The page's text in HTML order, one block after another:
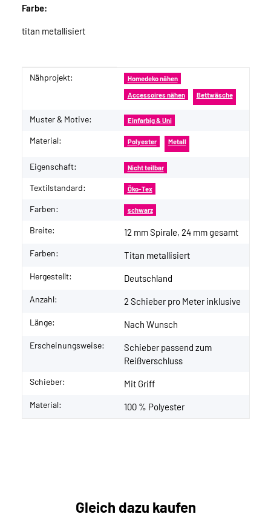
Farbe:
titan metallisiert
Produkteigenschaft
Wert
Nähprojekt: Homedeko nähen
Accessoires nähen Bettwäsche
Muster & Motive: Einfarbig & Uni
Material: Polyester Metall
Eigenschaft: Nicht teilbar
Textilstandard: Öko-Tex
Farben: schwarz
Breite: 12 mm Spirale, 24 mm gesamt
Farben: Titan metallisiert
Hergestellt: Deutschland
Anzahl: 2 Schieber pro Meter inklusive
Länge: Nach Wunsch
Erscheinungsweise:
Schieber passend zum
Reißverschluss
Schieber: Mit Griff
Material: 100 % Polyester
Gleich dazu kaufen